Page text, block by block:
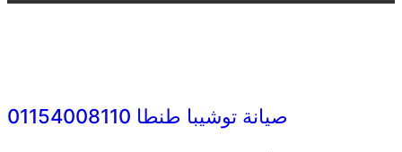
صيانة توشيبا طنطا 01154008110